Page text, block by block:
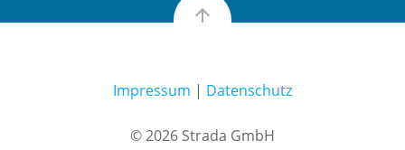
Impressum | Datenschutz
© 2026 Strada GmbH